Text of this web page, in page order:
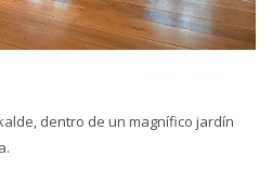
dentro de un magnífico jardín